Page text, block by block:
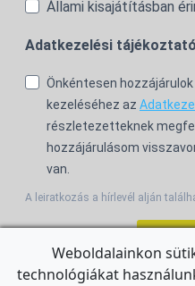
Állami kisajátításban
Adatkezelési tájékoztató
Önkéntesen
kezeléséhez az
részletezetteknek
hozzájárulásom
van.
A leiratkozás a hírlevél alján
Weboldalainkon
technológiákat